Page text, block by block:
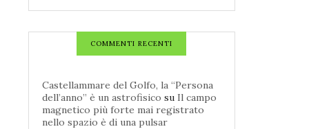
COMMENTI RECENTI
Castellammare del Golfo, la “Persona
dell’anno” è un astrofisico su Il campo
magnetico più forte mai registrato
nello spazio è di una pulsar